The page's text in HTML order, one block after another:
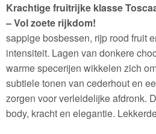
Krachtige fruitrijke klasse
– Vol zoete rijkdom!
sappige bosbessen, rijp rood fruit
intensiteit. Lagen van donkere
warme specerijen wikkelen zich
subtiele tonen van cederhout en
zorgen voor verleidelijke afdronk.
body, kracht en elegantie.